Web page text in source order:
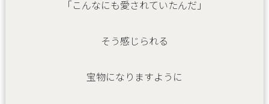
「こんなにも愛されていたんだ」
そう感じられる
宝物になりますように